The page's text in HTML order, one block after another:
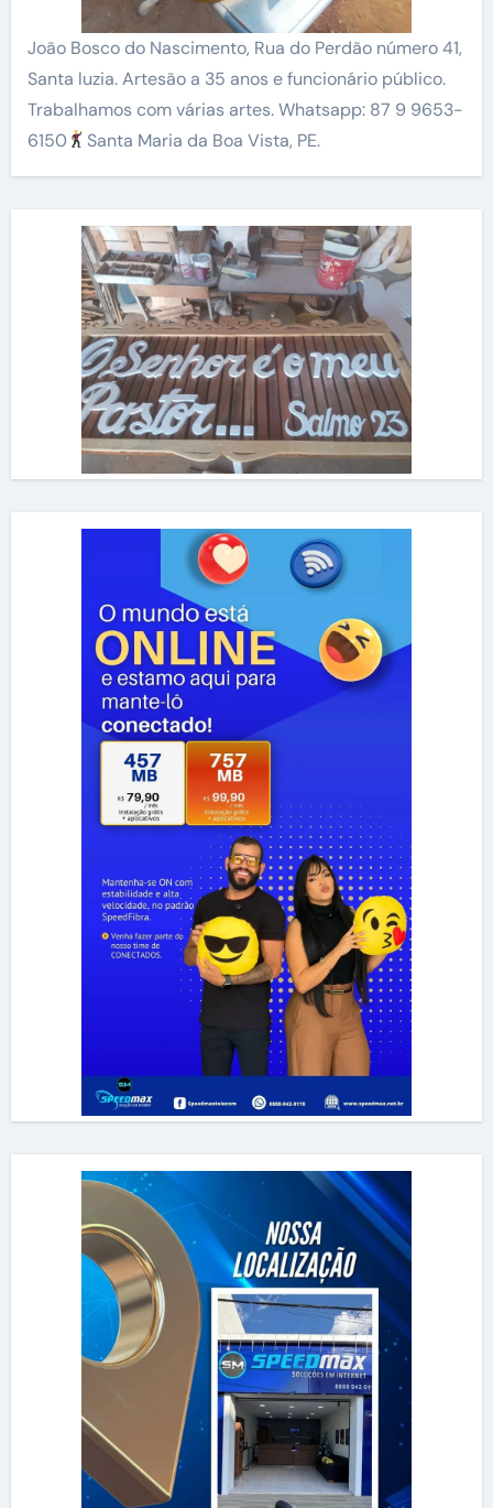
João Bosco do Nascimento, Rua do Perdão número 41,
Santa luzia. Artesão a 35 anos e funcionário público.
Trabalhamos com várias artes. Whatsapp: 87 9 9653-
6150
Santa Maria da Boa Vista, PE.